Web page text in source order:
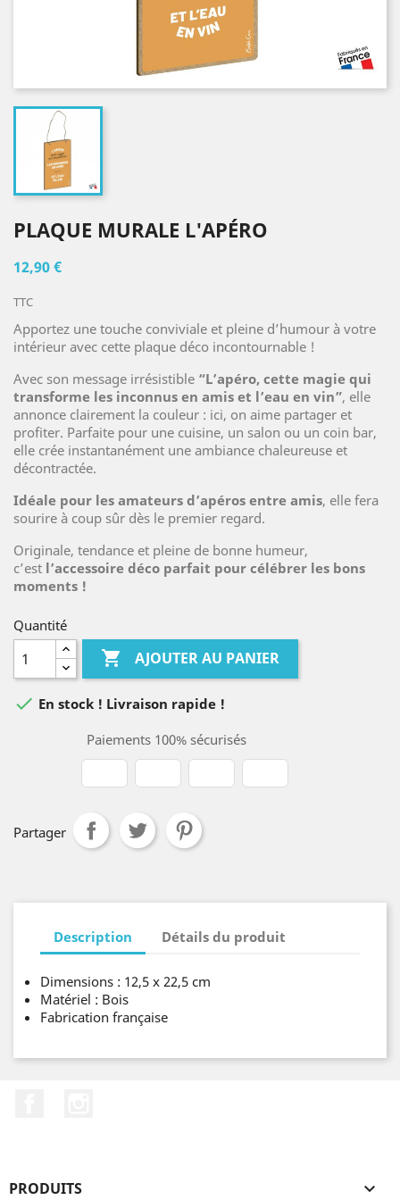
PLAQUE MURALE L'APÉRO
12,90 €
TTC
Apportez une touche conviviale et pleine d’humour à votre
intérieur avec cette plaque déco incontournable !
Avec son message irrésistible “L’apéro, cette magie qui
transforme les inconnus en amis et l’eau en vin”, elle
annonce clairement la couleur : ici, on aime partager et
profiter. Parfaite pour une cuisine, un salon ou un coin bar,
elle crée instantanément une ambiance chaleureuse et
décontractée.
Idéale pour les amateurs d’apéros entre amis, elle fera
sourire à coup sûr dès le premier regard.
Originale, tendance et pleine de bonne humeur,
c’est l’accessoire déco parfait pour célébrer les bons
moments !
Quantité
 AJOUTER AU PANIER
 En stock ! Livraison rapide !
Paiements 100% sécurisés
Partager
Description Détails du produit
Dimensions : 12,5 x 22,5 cm
Matériel : Bois
Fabrication française
PRODUITS 